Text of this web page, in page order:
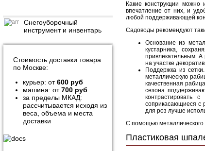
Снегоуборочный
инструмент и инвентарь
Стоимость доставки товара
по Москве:
курьер: от600 руб
машина: от700 руб
за пределы МКАД:
рассчитывается исходя из
веса, объема и места
доставки
Какие конструкции можно
впечатление от них, и
любой поддерживающей
Садоводы рекомендуют
Основание из
кустарника,
привлекательным. А
на участке
Поддержка из
металлическую
качественная
сезона
контрастировать
соприкасающиеся с
для роз лучше
С помощью металлического
Пластиковая